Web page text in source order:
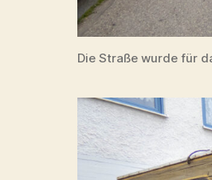
Die Straße wurde für